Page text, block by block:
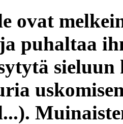
ovat
puhaltaa